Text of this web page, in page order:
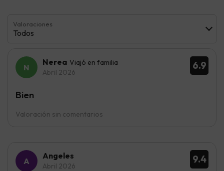
Valoraciones
Todos
6.9
Nerea Viajó en familia
Abril 2026
Valoración sin comentarios
Bien
9.4
Angeles
Abril 2026